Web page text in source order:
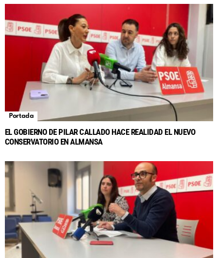
Portada
EL GOBIERNO DE PILAR CALLADO HACE REALIDAD EL NUEVO
CONSERVATORIO EN ALMANSA